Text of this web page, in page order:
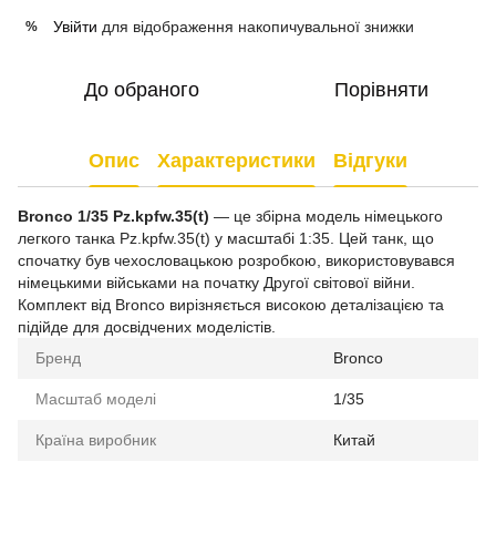
% Увійти для відображення накопичувальної знижки
До обраного Порівняти
Опис Характеристики Відгуки
Bronco 1/35 Pz.kpfw.35(t) — це збірна модель німецького
легкого танка Pz.kpfw.35(t) у масштабі 1:35. Цей танк, що
спочатку був чехословацькою розробкою, використовувався
німецькими військами на початку Другої світової війни.
Комплект від Bronco вирізняється високою деталізацією та
підійде для досвідчених моделістів.
Бренд
Bronco
Масштаб моделі 1/35
Країна виробник Китай